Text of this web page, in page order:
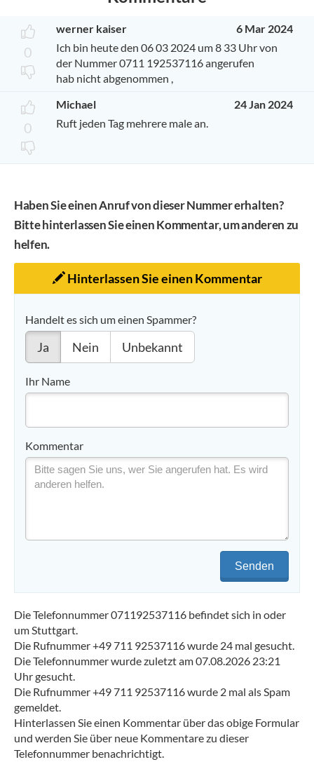
0
werner kaiser
6 Mar 2024
Ich bin heute den 06 03 2024 um 8 33 Uhr von
der Nummer 0711 192537116 angerufen
hab nicht abgenommen ,
0
Michael
24 Jan 2024
Ruft jeden Tag mehrere male an.
Haben Sie einen Anruf von dieser Nummer erhalten?
Bitte hinterlassen Sie einen Kommentar, um anderen zu
helfen.
Hinterlassen Sie einen Kommentar
Handelt es sich um einen Spammer?
Ja Nein Unbekannt
Ihr Name
Kommentar
Senden
Die Telefonnummer 071192537116 befindet sich in oder
um Stuttgart.
Die Rufnummer +49 711 92537116 wurde 24 mal gesucht.
Die Telefonnummer wurde zuletzt am 07.08.2026 23:21
Uhr gesucht.
Die Rufnummer +49 711 92537116 wurde 2 mal als Spam
gemeldet.
Hinterlassen Sie einen Kommentar über das obige Formular
und werden Sie über neue Kommentare zu dieser
Telefonnummer benachrichtigt.